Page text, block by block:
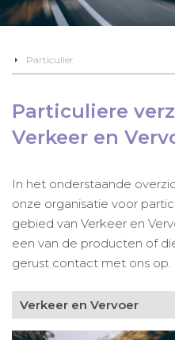
Particulier
Particuliere
Verkeer en
In het onderstaande
onze organisatie voor
gebied van Verkeer en
een van de producten of
gerust contact met ons op.
Verkeer en Vervoer